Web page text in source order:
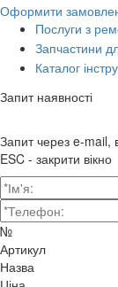
Оформити
Послуги з
Запчастини
Каталог
Запит наявності
Запит через e-mail,
ESC - закрити вікно
№
Артикул
Назва